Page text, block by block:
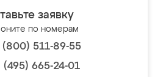
заявку
по номерам
(800) 511-89-55
(495) 665-24-01